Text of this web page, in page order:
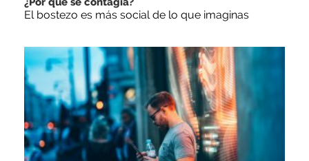
El bostezo es más social de lo que imaginas